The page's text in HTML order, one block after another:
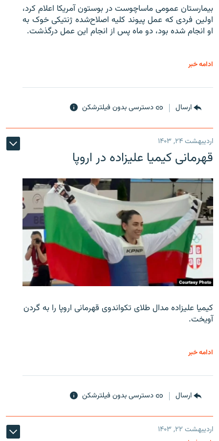
بیمارستان عمومی ماساچوست در بوستون آمریکا اعلام کرد،
اولین فردی که عمل پیوند کلیه اصلاح‌شده ژنتیکی خوک به
او انجام شده بود، دو ماه پس از انجام این عمل درگذشت.
ادامه خبر
ارسال دسترسی بدون فیلترشکن
اردیبهشت ۲۴, ۱۴۰۳
قهرمانی کیمیا علیزاده در اروپا
کیمیا علیزاده مدال طلای تکواندوی قهرمانی اروپا را به گردن
آویخت.
ادامه خبر
ارسال دسترسی بدون فیلترشکن
اردیبهشت ۲۲, ۱۴۰۳